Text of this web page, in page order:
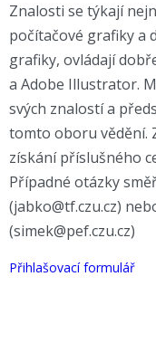
Znalosti se týkají
počítačové grafiky a
grafiky, ovládají
a Adobe Illustrator.
svých znalostí a
tomto oboru vědění.
získání příslušného
Případné otázky
(jabko@tf.czu.cz)
(simek@pef.czu.cz)
Přihlašovací formulář